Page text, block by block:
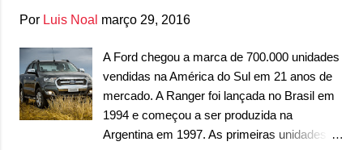
materiais a ocupantes do carro e terceiros. O
problema foi detectado durante inspeções
internas e já foi corrigido durante o processo
de produção em série." . Ainda segundo a
marca, os proprietários das unidades
envolvidas deverão retornar as
concessionárias para fazer o reparo, mas
Por Luis Noal março 29, 2016
A Ford chegou a marca de 700.000 unidades
vendidas na América do Sul em 21 anos de
mercado. A Ranger foi lançada no Brasil em
1994 e começou a ser produzida na
Argentina em 1997. As primeiras unidades